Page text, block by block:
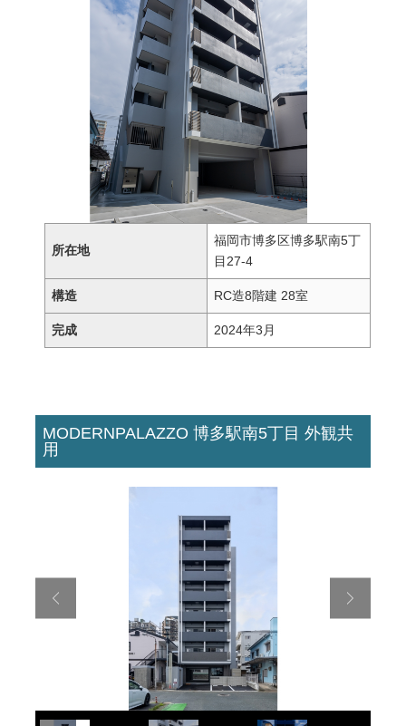
所在地
福岡市博多区博多駅南5丁
目27-4
構造 RC造8階建 28室
完成 2024年3月
MODERNPALAZZO 博多駅南5丁目 外観共
用